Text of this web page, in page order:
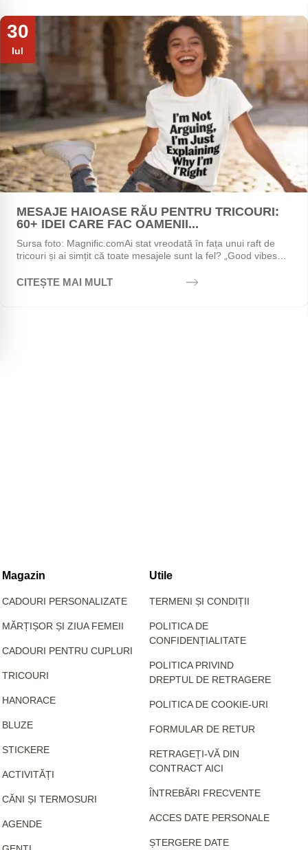
30
Iul
MESAJE HAIOASE RĂU PENTRU TRICOURI:
60+ IDEI CARE FAC OAMENII...
Sursa foto: Magnific.comAi stat vreodată în fața unui raft de
tricouri și ai simțit că toate mesajele sunt la fel? „Good vibes
CITEȘTE MAI MULT
Magazin
CADOURI PERSONALIZATE
MĂRȚIȘOR ȘI ZIUA FEMEII
CADOURI PENTRU CUPLURI
TRICOURI
HANORACE
BLUZE
STICKERE
ACTIVITĂȚI
CĂNI ȘI TERMOSURI
AGENDE
Utile
TERMENI ȘI CONDIȚII
POLITICA DE
CONFIDENȚIALITATE
POLITICA PRIVIND
DREPTUL DE RETRAGERE
POLITICA DE COOKIE-URI
FORMULAR DE RETUR
RETRAGEȚI-VĂ DIN
CONTRACT AICI
ÎNTREBĂRI FRECVENTE
ACCES DATE PERSONALE
ȘTERGERE DATE